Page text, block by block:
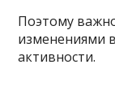
Поэтому
изменениями
активности.